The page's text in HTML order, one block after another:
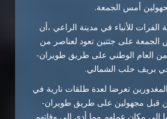
أمس الجمعة.
الفرات للأنباء في مدينة الراعي ،أن
الجمعة على جثتين تعود لعناصر من
العام الوطني على طريق طويران-
بريف حلب الشمالي.
تعرضا لعدة طلقات نارية في
قبل مجهولين على طريق طويران-
إلى مكان عملهم مما أدى إلى وفاتهم